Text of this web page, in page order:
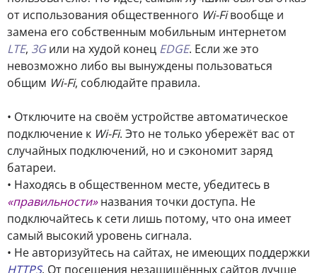
от использования общественного Wi-Fiвообще и
замена его собственным мобильным интернетом
LTE, 3Gили на худой конец EDGE. Если же это
невозможно либо вы вынуждены пользоваться
общим Wi-Fi, соблюдайте правила.
• Отключите на своём устройстве автоматическое
подключение к Wi-Fi. Это не только убережёт вас от
случайных подключений, но и сэкономит заряд
батареи.
• Находясь в общественном месте, убедитесь в
«правильности»названия точки доступа. Не
подключайтесь к сети лишь потому, что она имеет
самый высокий уровень сигнала.
• Не авторизуйтесь на сайтах, не имеющих поддержки
HTTPS. От посещения незащищённых сайтов лучше